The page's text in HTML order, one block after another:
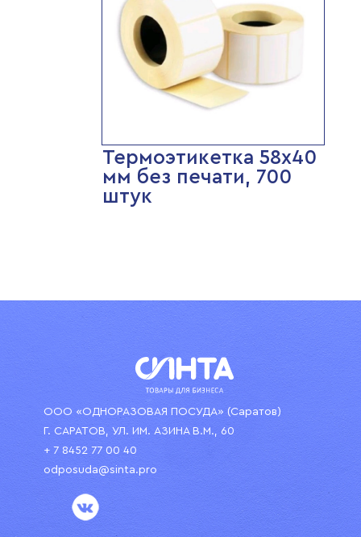
Термоэтикетка 58х40
мм без печати, 700
штук
ООО «ОДНОРАЗОВАЯ ПОСУДА» (Саратов)
Г. САРАТОВ, УЛ. ИМ. АЗИНА В.М., 60
+ 7 8452 77 00 40
odposuda@sinta.pro